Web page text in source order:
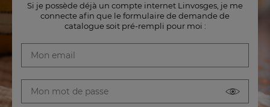
Si je possède déjà un compte internet Linvosges, je me
connecte afin que le formulaire dedemande de
catalogue soit pré-rempli pour moi :